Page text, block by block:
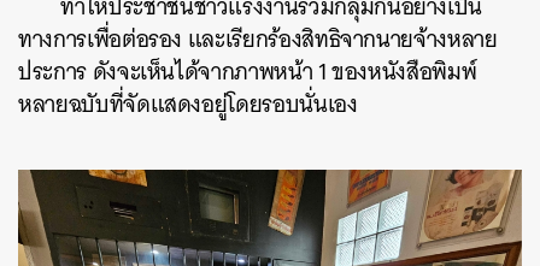
ทางการเพื่อต่อรอง และเรียกร้องสิทธิจากนายจ้างหลาย
ประการ ดังจะเห็นได้จากภาพหน้า 1 ของหนังสือพิมพ์
หลายฉบับที่จัดแสดงอยู่โดยรอบนั่นเอง